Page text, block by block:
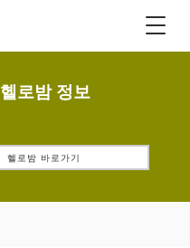
헬로밤 정보
헬로밤 바로가기